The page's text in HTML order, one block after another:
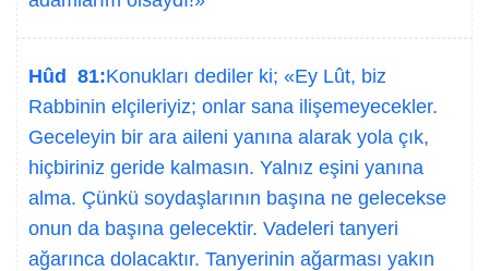
Hûd 81:Konukları dediler ki; «Ey Lût, biz
Rabbinin elçileriyiz; onlar sana ilişemeyecekler.
Geceleyin bir ara aileni yanına alarak yola çık,
hiçbiriniz geride kalmasın. Yalnız eşini yanına
alma. Çünkü soydaşlarının başına ne gelecekse
onun da başına gelecektir. Vadeleri tanyeri
ağarınca dolacaktır. Tanyerinin ağarması yakın